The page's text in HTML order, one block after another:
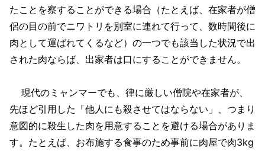
たことを察することができる場合（たとえば、在家者が僧
侶の目の前でニワトリを別室に連れて行って、数時間後に
肉として運ばれてくるなど）の一つでも該当した状況で出
された肉ならば、出家者は口にすることができません。
現代のミャンマーでも、律に厳しい僧院や在家者が、
先ほど引用した「他人にも殺させてはならない」、つまり
意図的に殺生した肉を用意することを避ける場合がありま
す。たとえば、お布施する食事のため事前に肉屋で肉3kg